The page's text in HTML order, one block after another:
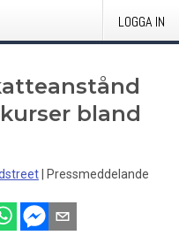
LOGGA IN
bland
Pressmeddelande